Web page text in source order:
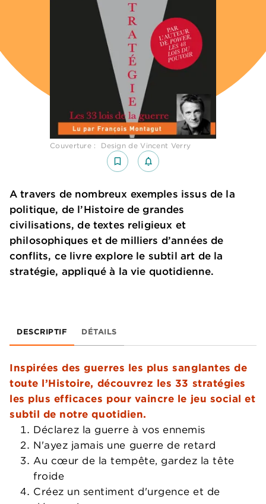
Couverture : Design de Vincent Verry
bookmark_border notifications_none_outlined
A travers de nombreux exemples issus de la
politique, de l’Histoire de grandes
civilisations, de textes religieux et
philosophiques et de milliers d’années de
conflits, ce livre explore le subtil art de la
stratégie, appliqué à la vie quotidienne.
DESCRIPTIF DÉTAILS
Inspirées des guerres les plus sanglantes de
toute l’Histoire, découvrez les 33 stratégies
les plus efficaces pour vaincre le jeu social et
subtil de notre quotidien.
Déclarez la guerre à vos ennemis
N'ayez jamais une guerre de retard
Au cœur de la tempête, gardez la tête
froide
Créez un sentiment d'urgence et de